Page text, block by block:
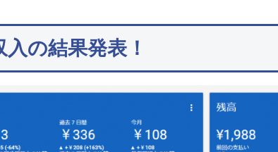
の結果発表！